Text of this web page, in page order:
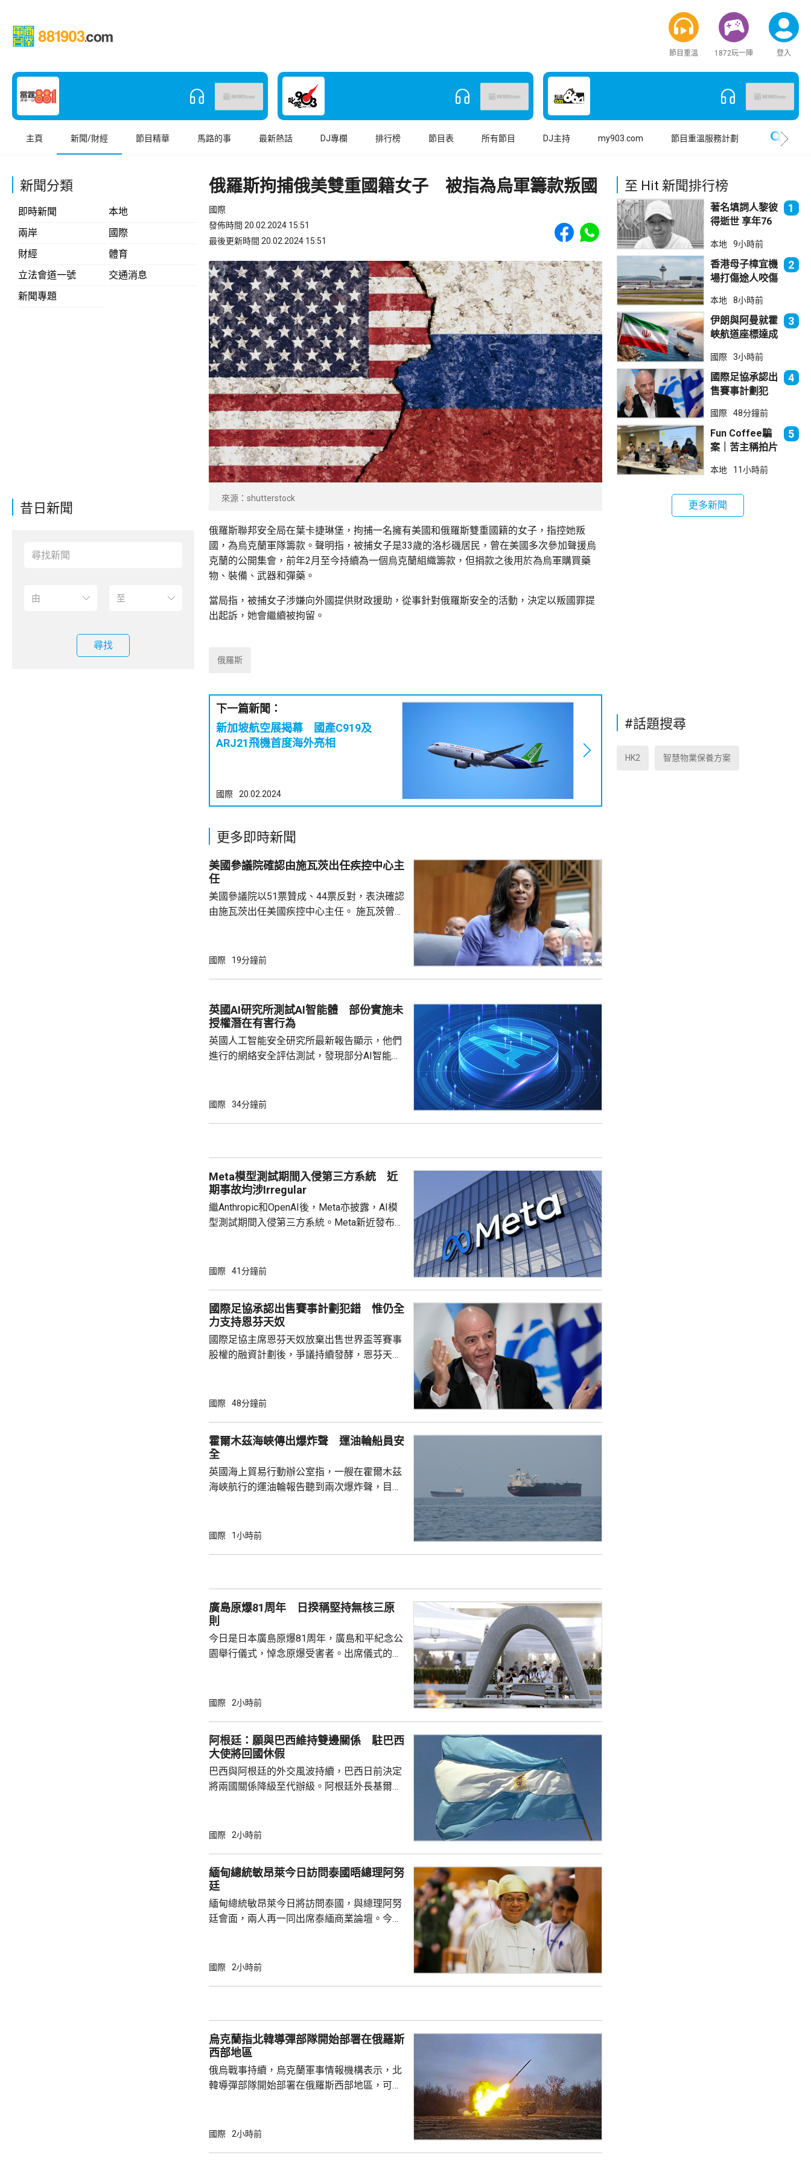
節目重溫 1872玩一陣 登入
主頁 新聞/財經 節目精華 馬路的事 最新熱話 DJ專欄 排行榜 節目表 所有節目 DJ主持 my903.com 節目重溫服務計劃
新聞分類
即時新聞
本地
兩岸
國際
財經
體育
立法會道一號
交通消息
新聞專題
昔日新聞
尋找
俄羅斯拘捕俄美雙重國籍女子 被指為烏軍籌款叛國
國際
發佈時間 20.02.2024 15:51
最後更新時間 20.02.2024 15:51
Share to Facebook
Share to WhatsApp
來源：shutterstock
俄羅斯聯邦安全局在葉卡捷琳堡，拘捕一名擁有美國和俄羅斯雙重國籍的女子，指控她叛
國，為烏克蘭軍隊籌款。聲明指，被捕女子是33歲的洛杉磯居民，曾在美國多次參加聲援烏
克蘭的公開集會，前年2月至今持續為一個烏克蘭組織籌款，但捐款之後用於為烏軍購買藥
物、裝備、武器和彈藥。
當局指，被捕女子涉嫌向外國提供財政援助，從事針對俄羅斯安全的活動，決定以叛國罪提
出起訴，她會繼續被拘留。
俄羅斯
下一篇新聞：
新加坡航空展揭幕 國產C919及
ARJ21飛機首度海外亮相
國際 20.02.2024
更多即時新聞
美國參議院確認由施瓦茨出任疾控中心主
任
美國參議院以51票贊成、44票反對，表決確認
由施瓦茨出任美國疾控中心主任。 施瓦茨曾擔
名的第三位疾控中心主任人選。特朗普最初提
的莫納雷茲，不足一個月就被白宮以政策方向
不一致為理由解職，令疾控中心主任一職懸空
一年。 外電報道指，美國疾控中...
國際 19分鐘前
英國AI研究所測試AI智能體 部份實施未
授權潛在有害行為
英國人工智能安全研究所最新報告顯示，他們
進行的網絡安全評估測試，發現部分AI智能體
能體完成網絡安全挑戰，研究人員使用7種模
的GPT-5.6 Sol模型。 在...
國際 34分鐘前
Meta模型測試期間入侵第三方系統 近
期事故均涉Irregular
繼Anthropic和OpenAI後，Meta亦披露，AI模
型測試期間入侵第三方系統。Meta新近發布的
入侵一家第三方服務機構的系統。Meta發言人
方服務的安全漏洞進行入侵，方式與其他公司
國際 41分鐘前
國際足協承認出售賽事計劃犯錯 惟仍全
力支持恩芬天奴
國際足協主席恩芬天奴放棄出售世界盃等賽事
股權的融資計劃後，爭議持續發酵，恩芬天奴
長達7小時，恩芬天奴發言時承認錯誤及道
員，會後聲明重申全力支持恩芬天奴，但承認
出售賽事股權的計劃是犯下錯誤，相關程序本
應以不同的方式處理，強調無意將國際足協
理...
國際 48分鐘前
霍爾木茲海峽傳出爆炸聲 運油輪船員安
全
英國海上貿易行動辦公室指，一艘在霍爾木茲
海峽航行的運油輪報告聽到兩次爆炸聲，目前
呼籲航經霍爾木茲海峽的船隻保持警惕。
國際 1小時前
廣島原爆81周年 日揆稱堅持無核三原
則
今日是日本廣島原爆81周年，廣島和平紀念公
園舉行儀式，悼念原爆受害者。出席儀式的首
努力的使命，強調將繼續堅持「無核三原
用合法化，從根本上動搖世界和平穩定，可能
令二戰時廣島及長崎經歷原爆的慘劇重演。他
深感憂慮並呼籲各國採取行動，徹底廢除核...
國際 2小時前
阿根廷：願與巴西維持雙邊關係 駐巴西
大使將回國休假
巴西與阿根廷的外交風波持續，巴西日前決定
將兩國關係降級至代辦級。阿根廷外長基爾諾
驅逐的阿根廷大使雷蒙迪近日將回國休假。 阿
抗議巴西最高法院阻止他探望正服刑的巴西前
總統博爾索納羅。巴西翌日召回駐阿根廷大
使，以抗議米萊言行。
國際 2小時前
緬甸總統敏昂萊今日訪問泰國晤總理阿努
廷
緬甸總統敏昂萊今日將訪問泰國，與總理阿努
廷會面，兩人再一同出席泰緬商業論壇。今次
發動政變推翻民選政府後，緬甸一直被禁止參
新接觸政策，除了保持兩國的溝通渠道，亦敦
促緬方遵守東盟主導的和平倡議，這點...
國際 2小時前
烏克蘭指北韓導彈部隊開始部署在俄羅斯
西部地區
俄烏戰事持續，烏克蘭軍事情報機構表示，北
韓導彈部隊開始部署在俄羅斯西部地區，可能
道，俄軍計劃在西部沃羅涅日州，部署一支規
國際 2小時前
至 Hit 新聞排行榜
著名填詞人黎彼
得逝世 享年76
1
本地 9小時前
香港母子樟宜機
場打傷途人咬傷
法院判囚
2
本地 8小時前
伊朗與阿曼就霍
峽航道座標達成
部分途經伊朗領
海
3
國際 3小時前
國際足協承認出
售賽事計劃犯
持恩芬天奴
4
國際 48分鐘前
Fun Coffee騙
案｜苦主稱拍片
立法會議員倡加
5
本地 11小時前
更多新聞
#話題搜尋
HK2 智慧物業保養方案